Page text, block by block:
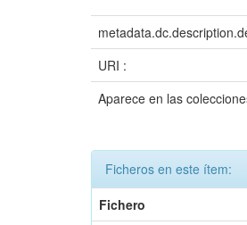
URI :
Aparece en las
Ficheros en este ítem:
Fichero